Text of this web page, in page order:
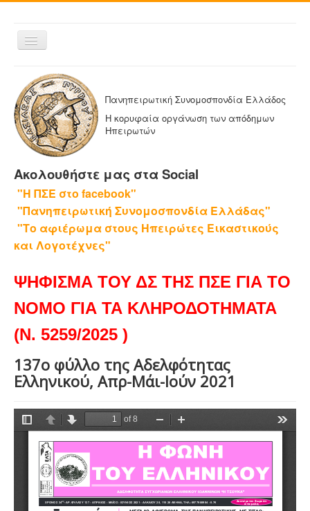
Εναλλαγή
πλοήγησης
ΑΡΧΙΚΗ
Η ΠΑΝΗΠΕΙΡΩΤΙΚΗ
ΔΕΛΤΙΑ ΤΥΠΟΥ
ΑΔΕΛΦΟΤΗΤΕΣ-ΟΜΟΣΠΟΝΔΙΕΣ
Η ΕΦΗΜΕΡΙΔΑ ΜΑΣ
ΕΦΗΜΕΡΙΔΕΣ ΑΔΕΛΦΟΤΗΤΩΝ
ΕΠΙΚΟΙΝΩΝΙΑ
Πανηπειρωτική Συνομοσπονδία Ελλάδος
Η κορυφαία οργάνωση των απόδημων
Ηπειρωτών
Ακολουθήστε μας στα Social
"Η ΠΣΕ στο facebook"
"Πανηπειρωτική Συνομοσπονδία Ελλάδας"
"Το αφιέρωμα στους Ηπειρώτες Εικαστικούς
και Λογοτέχνες"
ΨΗΦΙΣΜΑ ΤΟΥ ΔΣ ΤΗΣ ΠΣΕ ΓΙΑ ΤΟ
ΝΟΜΟ ΓΙΑ ΤΑ ΚΛΗΡΟΔΟΤΗΜΑΤΑ
(Ν. 5259/2025 )
137ο φύλλο της Αδελφότητας
Ελληνικού, Απρ-Μάι-Ιούν 2021